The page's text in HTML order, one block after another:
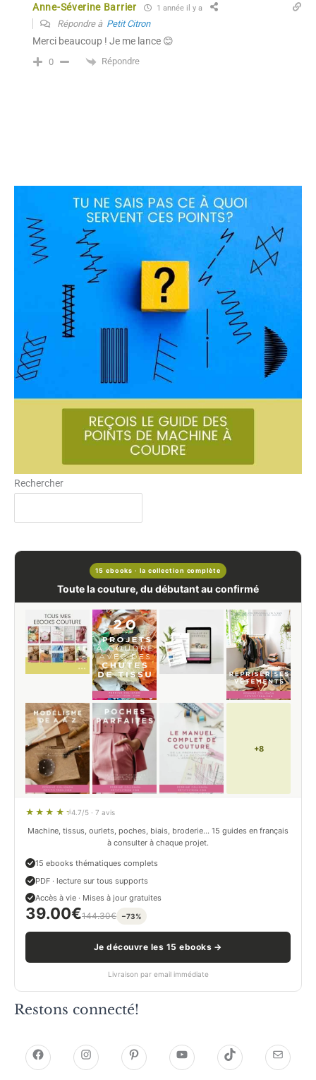
Anne-Séverine Barrier 1 année il y a
Répondre à Petit Citron
Merci beaucoup ! Je me lance 😊
0 Répondre
Rechercher
15 ebooks · la collection complète
Toute la couture, du débutant au confirmé
+8
4.7/5 · 7 avis
Machine, tissus, ourlets, poches, biais, broderie… 15 guides en français
à consulter à chaque projet.
15 ebooks thématiques complets
PDF · lecture sur tous supports
Accès à vie · Mises à jour gratuites
39.00€144.30€ −73%
Je découvre les 15 ebooks →
Livraison par email immédiate
Restons connecté!
h
h
P
Y
T
E